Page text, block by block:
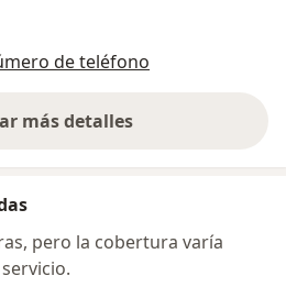
de teléfono
más detalles
sobre la dirección
pero la cobertura varía